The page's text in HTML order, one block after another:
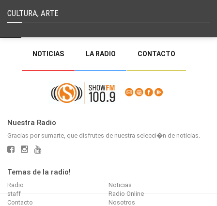
CULTURA, ARTE
NOTICIAS LA RADIO CONTACTO
PROGRAMACIÓN RADIO EN VIVO
DEJAR MENSAJE
Nuestra Radio
Gracias por sumarte, que disfrutes de nuestra selecci�n de noticias.
Temas de la radio!
Radio
Noticias
staff
Radio Online
Contacto
Nosotros